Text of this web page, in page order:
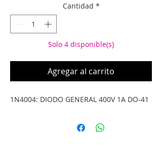
Cantidad *
Solo 4 disponible(s)
Agregar al carrito
1N4004: DIODO GENERAL 400V 1A DO-41